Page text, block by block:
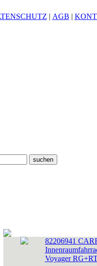
| AGB |
82206941
Voyager